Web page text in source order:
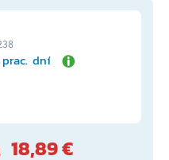
dní
18,89 €